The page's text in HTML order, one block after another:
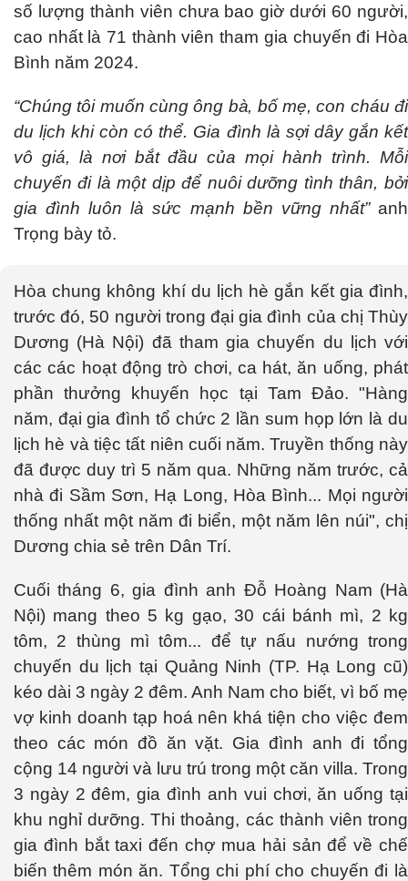
số lượng thành viên chưa bao giờ dưới 60 người,
cao nhất là 71 thành viên tham gia chuyến đi Hòa
Bình năm 2024.
“Chúng tôi muốn cùng ông bà, bố mẹ, con cháu đi
du lịch khi còn có thể. Gia đình là sợi dây gắn kết
vô giá, là nơi bắt đầu của mọi hành trình. Mỗi
chuyến đi là một dịp để nuôi dưỡng tình thân, bởi
gia đình luôn là sức mạnh bền vững nhất” anh
Trọng bày tỏ.
Hòa chung không khí du lịch hè gắn kết gia đình,
trước đó, 50 người trong đại gia đình của chị Thùy
Dương (Hà Nội) đã tham gia chuyến du lịch với
các các hoạt động trò chơi, ca hát, ăn uống, phát
phần thưởng khuyến học tại Tam Đảo. "Hàng
năm, đại gia đình tổ chức 2 lần sum họp lớn là du
lịch hè và tiệc tất niên cuối năm. Truyền thống này
đã được duy trì 5 năm qua. Những năm trước, cả
nhà đi Sầm Sơn, Hạ Long, Hòa Bình... Mọi người
thống nhất một năm đi biển, một năm lên núi", chị
Dương chia sẻ trên Dân Trí.
Cuối tháng 6, gia đình anh Đỗ Hoàng Nam (Hà
Nội) mang theo 5 kg gạo, 30 cái bánh mì, 2 kg
tôm, 2 thùng mì tôm... để tự nấu nướng trong
chuyến du lịch tại Quảng Ninh (TP. Hạ Long cũ)
kéo dài 3 ngày 2 đêm. Anh Nam cho biết, vì bố mẹ
vợ kinh doanh tạp hoá nên khá tiện cho việc đem
theo các món đồ ăn vặt. Gia đình anh đi tổng
cộng 14 người và lưu trú trong một căn villa. Trong
3 ngày 2 đêm, gia đình anh vui chơi, ăn uống tại
khu nghỉ dưỡng. Thi thoảng, các thành viên trong
gia đình bắt taxi đến chợ mua hải sản để về chế
biến thêm món ăn. Tổng chi phí cho chuyến đi là